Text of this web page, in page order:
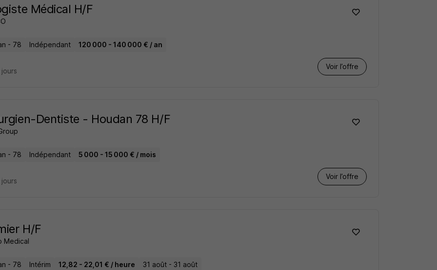
Médical H/F
- 78 Indépendant 120 000 - 140 000 € / an
Voir l’offre
Dentiste - Houdan 78 H/F
- 78 Indépendant 5 000 - 15 000 € / mois
Voir l’offre
H/F
Medical
- 78 Intérim 12,82 - 22,01 € / heure 31 août - 31 août